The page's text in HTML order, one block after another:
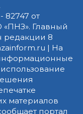
82747 от
«ПНЗ». Главный
редакции 8
| На
материалов
портал